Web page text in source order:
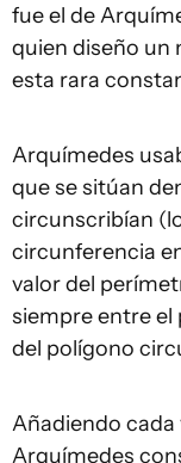
fue el de
quien diseño un
esta rara
Arquímedes
que se sitúan
circunscribían
circunferencia
valor del
siempre entre
del polígono
Añadiendo cada
Arquímedes